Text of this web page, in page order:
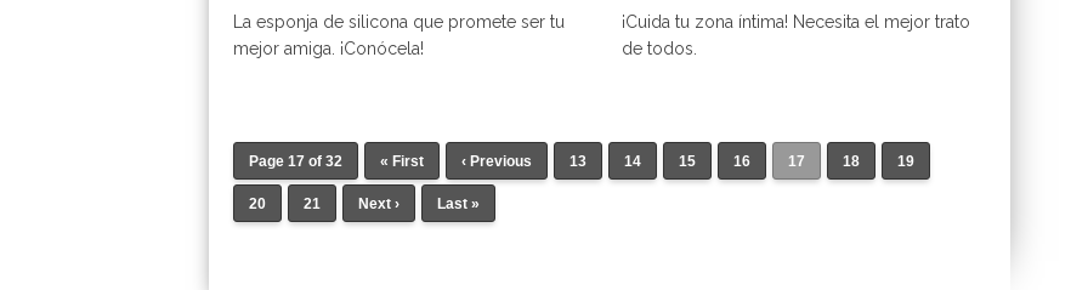
La esponja de silicona que promete ser tu
mejor amiga. ¡Conócela!
¡Cuida tu zona íntima! Necesita el mejor trato
de todos.
Page 17 of 32 « First ‹ Previous 13 14 15 16 17 18 19
20 21 Next › Last »